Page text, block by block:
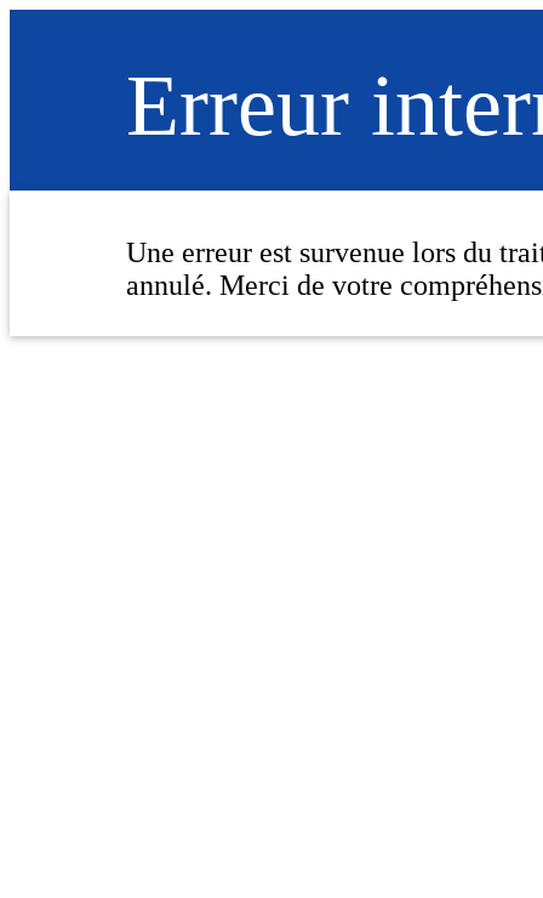
Erreur
Une erreur est survenue lors du
annulé. Merci de votre